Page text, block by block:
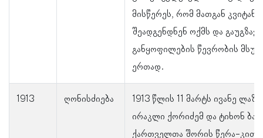
მისწერეს, რომ მათგან
შეადგენდნენ ოქმს და
განყოფილების წევრობის
ერთად.
1913 ღონისძიება
1913 წლის 11 მარტს ივანე
ირაკლი ქორიძემ და ტიხონ
ქართველთა შორის წერა-